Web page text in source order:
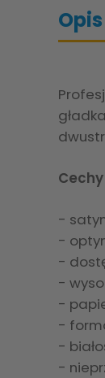
-
-
-
-
-
-
-
-